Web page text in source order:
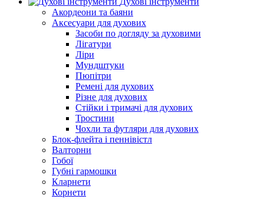
Акордеони та баяни
Аксесуари для духових
Засоби по догляду за духовими
Лігатури
Ліри
Мундштуки
Пюпітри
Ремені для духових
Різне для духових
Стійки і тримачі для духових
Тростини
Чохли та футляри для духових
Блок-флейта і пеннівістл
Валторни
Гобої
Губні гармошки
Кларнети
Корнети